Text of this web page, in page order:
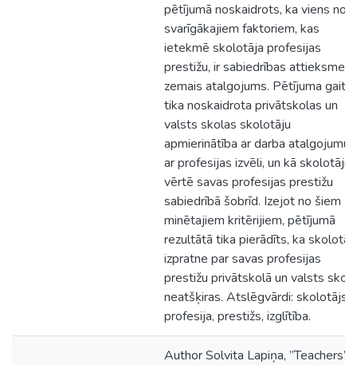
pētījumā noskaidrots, ka viens no
svarīgākajiem faktoriem, kas
ietekmē skolotāja profesijas
prestižu, ir sabiedrības attieksme
zemais atalgojums. Pētījuma gaitā
tika noskaidrota privātskolas un
valsts skolas skolotāju
apmierinātība ar darba atalgojumu,
ar profesijas izvēli, un kā skolotāji
vērtē savas profesijas prestižu
sabiedrībā šobrīd. Izejot no šiem
minētajiem kritērijiem, pētījumā
rezultātā tika pierādīts, ka
izpratne par savas profesijas
prestižu privātskolā un valsts skolā
neatšķiras. Atslēgvārdi: skolotājs,
profesija, prestižs, izglītība.
Author Solvita Lapiņa, ”Teachers’